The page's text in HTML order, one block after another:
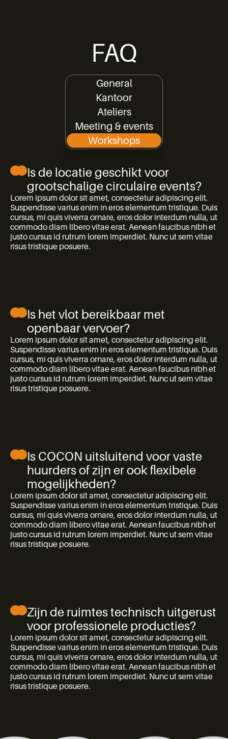
FAQ
General
Kantoor
Ateliers
Meeting & events
Workshops
Is de locatie geschikt voor
grootschalige circulaire events?
Lorem ipsum dolor sit amet, consectetur adipiscing elit.
Suspendisse varius enim in eros elementum tristique. Duis
cursus, mi quis viverra ornare, eros dolor interdum nulla, ut
commodo diam libero vitae erat. Aenean faucibus nibh et
justo cursus id rutrum lorem imperdiet. Nunc ut sem vitae
risus tristique posuere.
Is het vlot bereikbaar met
openbaar vervoer?
Lorem ipsum dolor sit amet, consectetur adipiscing elit.
Suspendisse varius enim in eros elementum tristique. Duis
cursus, mi quis viverra ornare, eros dolor interdum nulla, ut
commodo diam libero vitae erat. Aenean faucibus nibh et
justo cursus id rutrum lorem imperdiet. Nunc ut sem vitae
risus tristique posuere.
Is COCON uitsluitend voor vaste
huurders of zijn er ook flexibele
mogelijkheden?
Lorem ipsum dolor sit amet, consectetur adipiscing elit.
Suspendisse varius enim in eros elementum tristique. Duis
cursus, mi quis viverra ornare, eros dolor interdum nulla, ut
commodo diam libero vitae erat. Aenean faucibus nibh et
justo cursus id rutrum lorem imperdiet. Nunc ut sem vitae
risus tristique posuere.
Zijn de ruimtes technisch uitgerust
voor professionele producties?
Lorem ipsum dolor sit amet, consectetur adipiscing elit.
Suspendisse varius enim in eros elementum tristique. Duis
cursus, mi quis viverra ornare, eros dolor interdum nulla, ut
commodo diam libero vitae erat. Aenean faucibus nibh et
justo cursus id rutrum lorem imperdiet. Nunc ut sem vitae
risus tristique posuere.